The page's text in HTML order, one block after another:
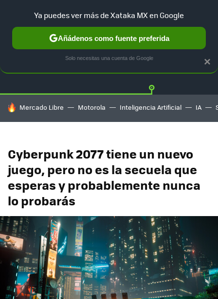
Twitter
HOY SE HABLA DE
Mercado Libre Motorola Inteligencia Artificial IA
Cyberpunk 2077 tiene un nuevo
juego, pero no es la secuela que
esperas y probablemente nunca
lo probarás
×
Ya puedes ver más de Xataka MX en Google
Añádenos como fuente preferida
Solo necesitas una cuenta de Google